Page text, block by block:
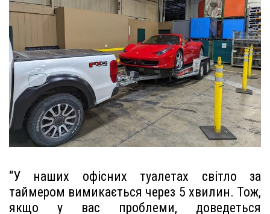
“У наших офісних туалетах світло за
таймером вимикається через 5 хвилин. Тож,
якщо у вас проблеми, доведеться